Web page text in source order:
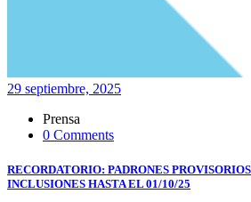
29 septiembre, 2025
Prensa
0 Comments
RECORDATORIO: PADRONES
INCLUSIONES HASTA EL 01/10/25